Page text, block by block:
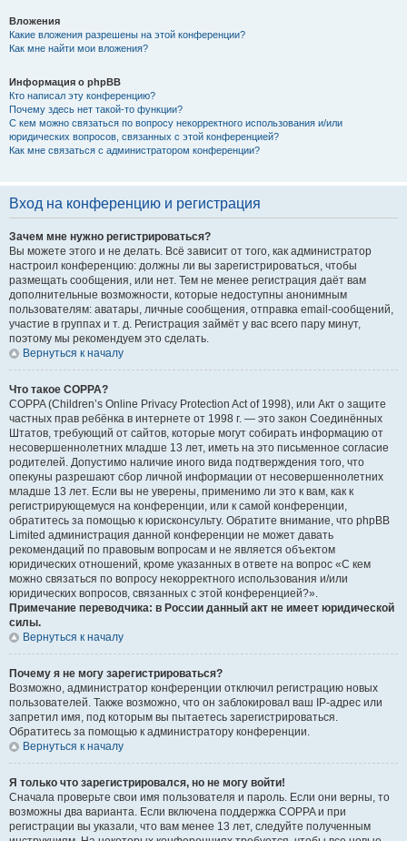
Вложения
Какие вложения разрешены на этой конференции?
Как мне найти мои вложения?
Информация о phpBB
Кто написал эту конференцию?
Почему здесь нет такой-то функции?
С кем можно связаться по вопросу некорректного использования и/или
юридических вопросов, связанных с этой конференцией?
Как мне связаться с администратором конференции?
Вход на конференцию и регистрация
Зачем мне нужно регистрироваться?
Вы можете этого и не делать. Всё зависит от того, как администратор
настроил конференцию: должны ли вы зарегистрироваться, чтобы
размещать сообщения, или нет. Тем не менее регистрация даёт вам
дополнительные возможности, которые недоступны анонимным
пользователям: аватары, личные сообщения, отправка email-сообщений,
участие в группах и т. д. Регистрация займёт у вас всего пару минут,
поэтому мы рекомендуем это сделать.
Вернуться к началу
Что такое COPPA?
COPPA (Children’s Online Privacy Protection Act of 1998), или Акт о защите
частных прав ребёнка в интернете от 1998 г. — это закон Соединённых
Штатов, требующий от сайтов, которые могут собирать информацию от
несовершеннолетних младше 13 лет, иметь на это письменное согласие
родителей. Допустимо наличие иного вида подтверждения того, что
опекуны разрешают сбор личной информации от несовершеннолетних
младше 13 лет. Если вы не уверены, применимо ли это к вам, как к
регистрирующемуся на конференции, или к самой конференции,
обратитесь за помощью к юрисконсульту. Обратите внимание, что phpBB
Limited администрация данной конференции не может давать
рекомендаций по правовым вопросам и не является объектом
юридических отношений, кроме указанных в ответе на вопрос «С кем
можно связаться по вопросу некорректного использования и/или
юридических вопросов, связанных с этой конференцией?».
Примечание переводчика: в России данный акт не имеет юридической
силы.
Вернуться к началу
Почему я не могу зарегистрироваться?
Возможно, администратор конференции отключил регистрацию новых
пользователей. Также возможно, что он заблокировал ваш IP-адрес или
запретил имя, под которым вы пытаетесь зарегистрироваться.
Обратитесь за помощью к администратору конференции.
Вернуться к началу
Я только что зарегистрировался, но не могу войти!
Сначала проверьте свои имя пользователя и пароль. Если они верны, то
возможны два варианта. Если включена поддержка COPPA и при
регистрации вы указали, что вам менее 13 лет, следуйте полученным